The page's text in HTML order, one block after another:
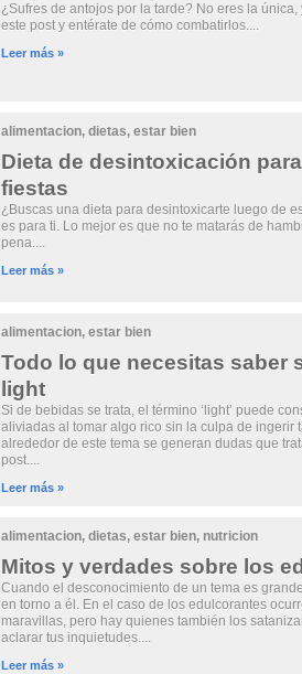
¿Sufres de antojos por la tarde? No eres la
este post y entérate de cómo combatirlos....
Leer más »
alimentacion, dietas, estar bien
Dieta de desintoxicación
fiestas
¿Buscas una dieta para desintoxicarte luego de
es para ti. Lo mejor es que no te matarás de
pena....
Leer más »
alimentacion, estar bien
Todo lo que necesitas saber
light
Si de bebidas se trata, el término ‘light’ puede
aliviadas al tomar algo rico sin la culpa de ingerir
alrededor de este tema se generan dudas que
post....
Leer más »
alimentacion, dietas, estar bien, nutricion
Mitos y verdades sobre los
Cuando el desconocimiento de un tema es
en torno a él. En el caso de los edulcorantes
maravillas, pero hay quienes también los
aclarar tus inquietudes....
Leer más »